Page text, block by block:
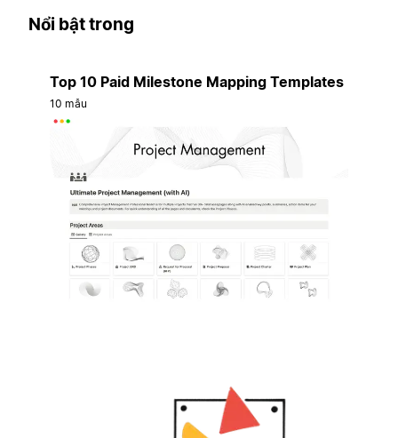
Nổi bật trong
Top 10 Paid Milestone Mapping Templates
10 mẫu